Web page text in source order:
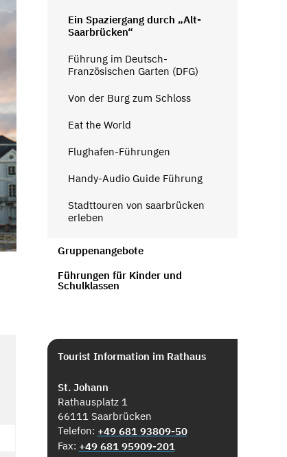
Ein Spaziergang durch „Alt-
Saarbrücken“
Führung im Deutsch-
Französischen Garten (DFG)
Von der Burg zum Schloss
Eat the World
Flughafen-Führungen
Handy-Audio Guide Führung
Stadttouren von saarbrücken
erleben
Gruppenangebote
Führungen für Kinder und
Schulklassen
Tourist Information im Rathaus
St. Johann
Rathausplatz 1
66111 Saarbrücken
Telefon: +49 681 93809-50
Fax: +49 681 95909-201